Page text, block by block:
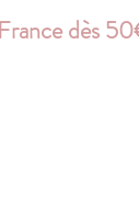
dès